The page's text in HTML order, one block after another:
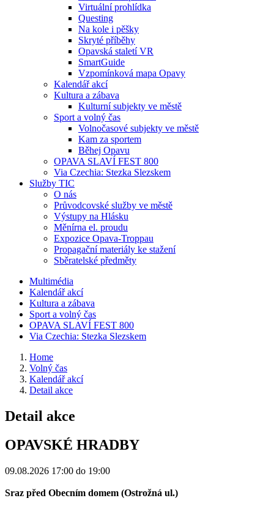
Virtuální prohlídka
Questing
Na kole i pěšky
Skryté příběhy
Opavská staletí VR
SmartGuide
Vzpomínková mapa Opavy
Kalendář akcí
Kultura a zábava
Kulturní subjekty ve městě
Sport a volný čas
Volnočasové subjekty ve městě
Kam za sportem
Běhej Opavu
OPAVA SLAVÍ FEST 800
Via Czechia: Stezka Slezskem
Služby TIC
O nás
Průvodcovské služby ve městě
Výstupy na Hlásku
Měnírna el. proudu
Expozice Opava-Troppau
Propagační materiály ke stažení
Sběratelské předměty
Multimédia
Kalendář akcí
Kultura a zábava
Sport a volný čas
OPAVA SLAVÍ FEST 800
Via Czechia: Stezka Slezskem
Home
Volný čas
Kalendář akcí
Detail akce
Detail akce
OPAVSKÉ HRADBY
09.08.2026 17:00 do 19:00
Sraz před Obecním domem (Ostrožná ul.)